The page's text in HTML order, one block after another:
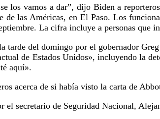
los vamos a dar”, dijo Biden a
de las Américas, en El Paso. Los
La cifra incluye a personas que
tarde del domingo por el gobernador
de Estados Unidos», incluyendo la
aquí».
acerca de si había visto la carta de
el secretario de Seguridad Nacional,